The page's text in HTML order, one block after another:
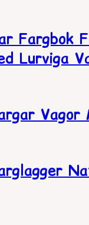
Fargbok
Lurviga
Vagor